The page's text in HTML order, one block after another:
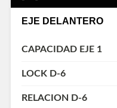
EJE DELANTERO
CAPACIDAD EJE 1
LOCK D-6
RELACION D-6